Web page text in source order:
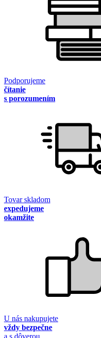
Podporujeme
čítanie
s porozumením
Tovar skladom
expedujeme
okamžite
U nás nakupujete
vždy bezpečne